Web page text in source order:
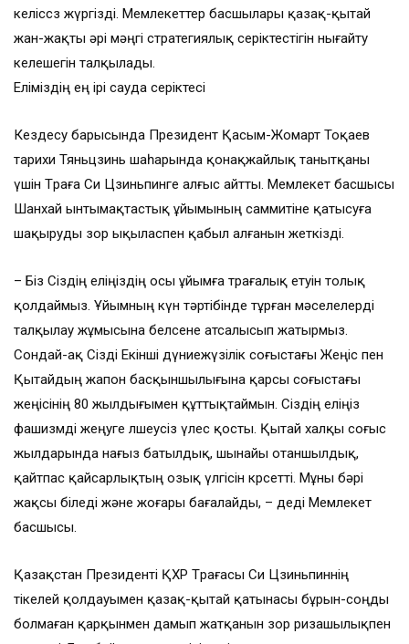
келіссөз жүргізді. Мемлекеттер басшылары қазақ-қытай
жан-жақты әрі мәңгі стратегиялық серіктестігін нығайту
келешегін талқылады.
Еліміздің ең ірі сауда серіктесі
Кездесу барысында Президент Қасым-Жомарт Тоқаев
тарихи Тяньцзинь шаһарында қонақжайлық танытқаны
үшін Төраға Си Цзиньпинге алғыс айтты. Мемлекет басшысы
Шанхай ынтымақтастық ұйымының саммитіне қатысуға
шақыруды зор ықыласпен қабыл алғанын жеткізді.
– Біз Сіздің еліңіздің осы ұйымға төрағалық етуін толық
қолдаймыз. Ұйымның күн тәртібінде тұрған мәселелерді
талқылау жұмысына белсене атсалысып жатырмыз.
Сондай-ақ Сізді Екінші дүниежүзілік соғыстағы Жеңіс пен
Қытайдың жапон басқыншылығына қарсы соғыстағы
жеңісінің 80 жылдығымен құттықтаймын. Сіздің еліңіз
фашизмді жеңуге өлшеусіз үлес қосты. Қытай халқы соғыс
жылдарында нағыз батылдық, шынайы отаншылдық,
қайтпас қайсарлықтың озық үлгісін көрсетті. Мұны бәрі
жақсы біледі және жоғары бағалайды, – деді Мемлекет
басшысы.
Қазақстан Президенті ҚХР Төрағасы Си Цзиньпиннің
тікелей қолдауымен қазақ-қытай қатынасы бұрын-соңды
болмаған қарқынмен дамып жатқанын зор ризашылықпен